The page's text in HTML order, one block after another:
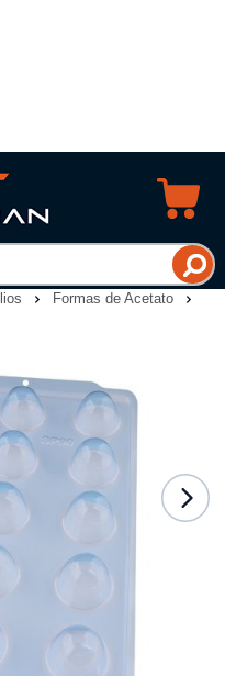
Formas de Acetato